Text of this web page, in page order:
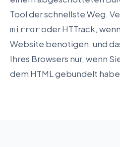
Tool der schnellste Weg.
mirroroder HTTrack,
Website benotigen, und
Ihres Browsers nur, wenn
dem HTML gebundelt